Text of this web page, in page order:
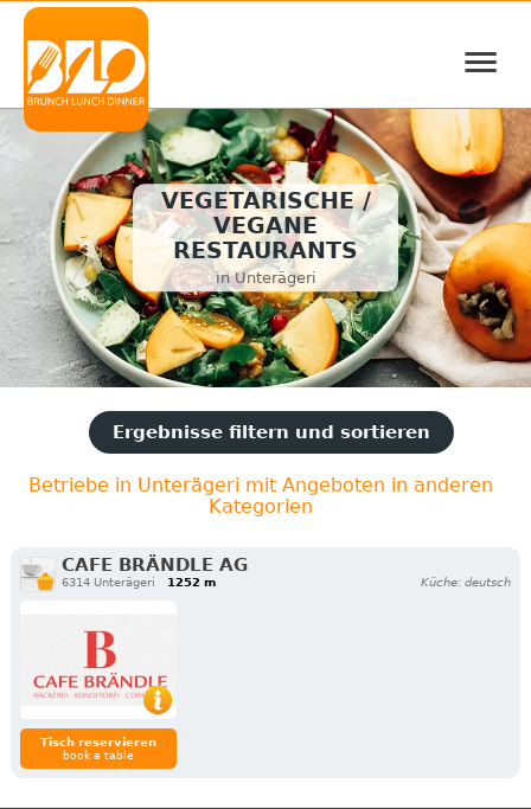
≡
VEGETARISCHE /
VEGANE
RESTAURANTS
in Unterägeri
Ergebnisse filtern und sortieren
Betriebe in Unterägeri mit Angeboten in anderen
Kategorien
CAFE BRÄNDLE AG
6314 Unterägeri 1252 m Küche: deutsch
Tisch reservieren
book a table